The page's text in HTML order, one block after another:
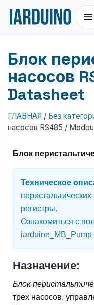
menu
Блок
насосов
Datasheet
ГЛАВНАЯ / Без
насосов RS485 /
Блок
Техническое
регистры.
Ознакомиться с
iarduino_MB_Pump
Назначение:
Блок
трех насосов,